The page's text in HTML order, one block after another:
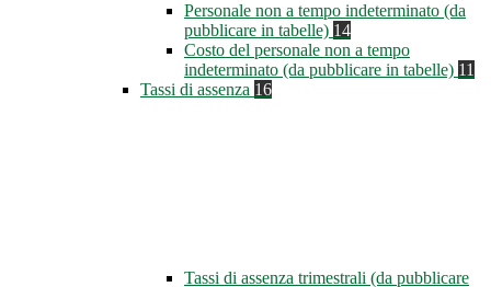
Personale non a tempo indeterminato (da
pubblicare in tabelle) 14
Costo del personale non a tempo
indeterminato (da pubblicare in tabelle) 11
Tassi di assenza 16
Tassi di assenza trimestrali (da pubblicare